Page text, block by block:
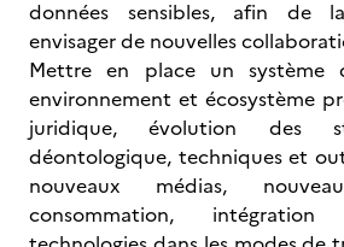
données sensibles, afin de
envisager de nouvelles
Mettre en place un système
environnement et écosystème
juridique, évolution des
déontologique, techniques et
nouveaux médias,
consommation,